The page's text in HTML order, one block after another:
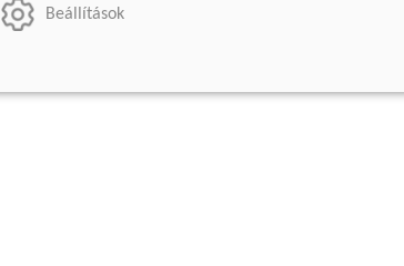
Beállítások